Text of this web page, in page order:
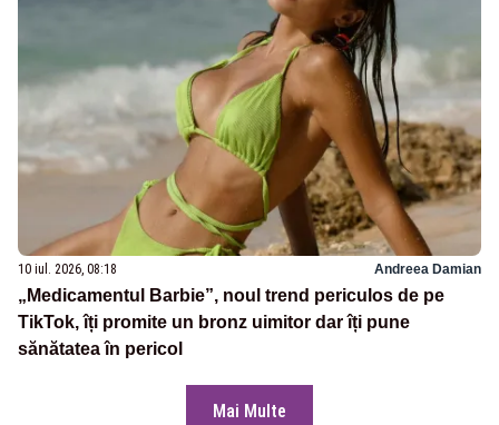
10 iul. 2026, 08:18 Andreea Damian
„Medicamentul Barbie”, noul trend periculos de pe
TikTok, îți promite un bronz uimitor dar îți pune
sănătatea în pericol
Mai Multe